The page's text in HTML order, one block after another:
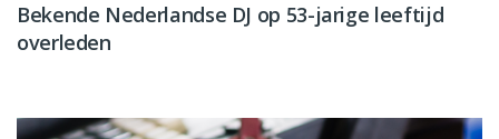
Bekende Nederlandse DJ op 53-jarige leeftijd
overleden